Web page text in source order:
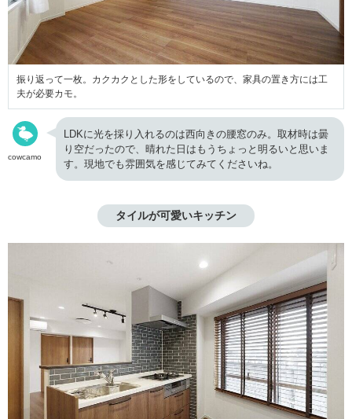
振り返って一枚。カクカクとした形をしているので、家具の置き方には工
夫が必要カモ。
cowcamo
LDKに光を採り入れるのは西向きの腰窓のみ。取材時は曇
り空だったので、晴れた日はもうちょっと明るいと思いま
す。現地でも雰囲気を感じてみてくださいね。
タイルが可愛いキッチン